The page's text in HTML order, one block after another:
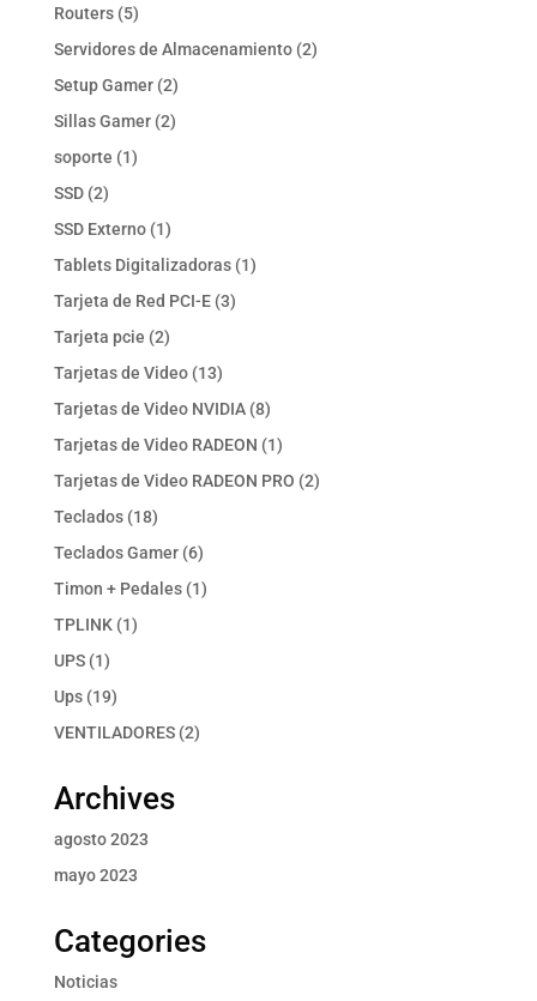
Routers 55
productos
Servidores de Almacenamiento 22
Setup Gamer 22
productos
Sillas Gamer 22
soporte 11
SSD 22
productos
SSD Externo 11
producto
Tablets Digitalizadoras 11
Tarjeta de Red PCI-E 33
Tarjeta pcie 22
productos
Tarjetas de Video 1313
productos
Tarjetas de Video NVIDIA 88
productos
Tarjetas de Video RADEON 11
producto
Tarjetas de Video RADEON PRO 22
Teclados 1818
productos
Teclados Gamer 66
productos
Timon + Pedales 11
TPLINK 11
UPS 11
producto
Ups 1919
productos
VENTILADORES 22
Archives
agosto 2023
mayo 2023
Categories
Noticias